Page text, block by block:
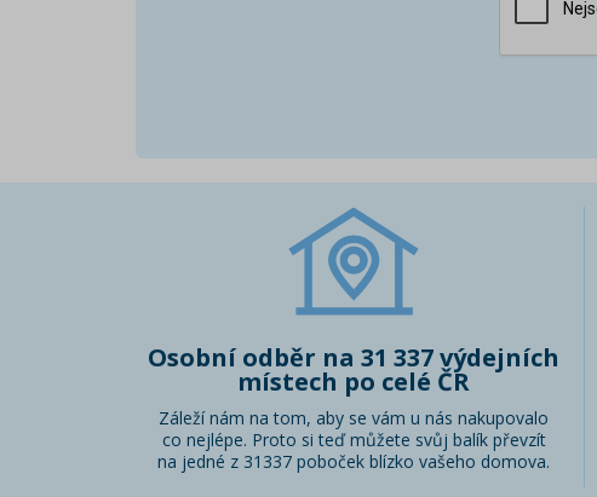
Osobní odběr na 31 337 výdejních
místech po celé ČR
Záleží nám na tom, aby se vám u nás nakupovalo
co nejlépe. Proto si teď můžete svůj balík převzít
na jedné z 31337 poboček blízko vašeho domova.